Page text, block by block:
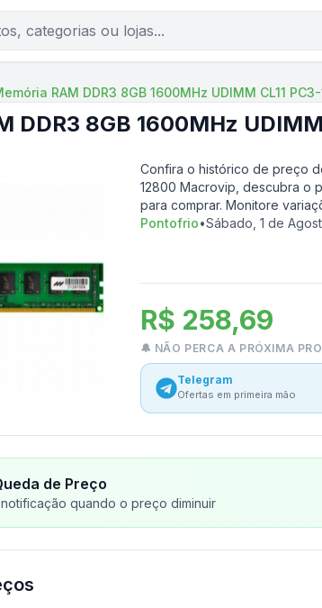
RAM DDR3 8GB 1600MHz UDIMM CL11
DDR3 8GB 1600MHz
Confira o histórico de preço
12800 Macrovip , descubra o
para comprar. Monitore
Pontofrio•Sábado, 1 de
R$ 258,69
🔔 NÃO PERCA A PRÓXIMA
Telegram
Ofertas em primeira mão
de Preço
quando o preço diminuir